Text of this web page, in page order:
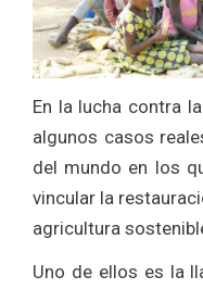
En la lucha contra
algunos casos
del mundo en los
vincular la
agricultura
Uno de ellos es la